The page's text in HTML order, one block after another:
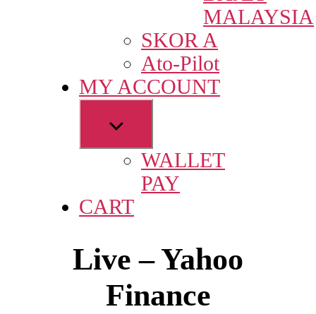
MALAYSIA
SKOR A
Ato-Pilot
MY ACCOUNT
Show
sub
menuWALLET
PAY
CART
Live – Yahoo
Finance